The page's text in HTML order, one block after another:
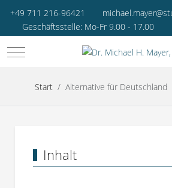
+49 711 216-96421
Geschäftsstelle: Mo-Fr 9.00 - 17.00
Mobile Menu Toggle
Start Alternative für Deutschland
Inhalt